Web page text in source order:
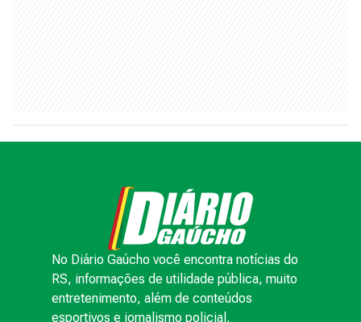
No Diário Gaúcho você encontra notícias do
RS, informações de utilidade pública, muito
entretenimento, além de conteúdos
esportivos e jornalismo policial.